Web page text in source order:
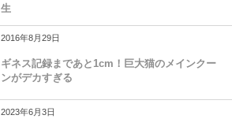
生
2016年8月29日
ギネス記録まであと1cm！巨大猫のメインクー
ンがデカすぎる
2023年6月3日